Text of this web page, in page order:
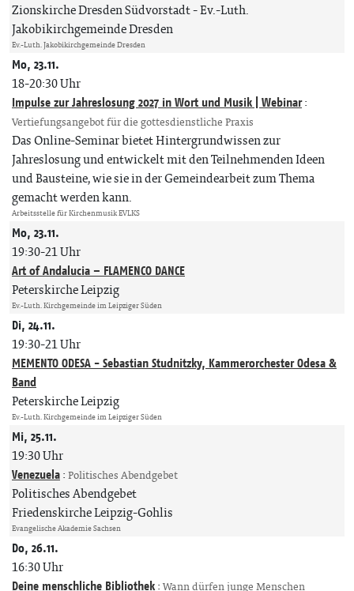
Zionskirche Dresden Südvorstadt Ev.-Luth.
Jakobikirchgemeinde Dresden
Ev.-Luth. Jakobikirchgemeinde Dresden
Mo, 23.11.
18-20:30 Uhr
Impulse zur Jahreslosung 2027 in Wort und Musik | Webinar:
Vertiefungsangebot für die gottesdienstliche Praxis
Das Online-Seminar bietet Hintergrundwissen zur
Jahreslosung und entwickelt mit den Teilnehmenden Ideen
und Bausteine, wie sie in der Gemeindearbeit zum Thema
gemacht werden kann.
Arbeitsstelle für Kirchenmusik EVLKS
Mo, 23.11.
19:30-21 Uhr
Art of Andalucia – FLAMENCO DANCE
Peterskirche Leipzig
Ev.-Luth. Kirchgemeinde im Leipziger Süden
Di, 24.11.
19:30-21 Uhr
MEMENTO ODESA - Sebastian Studnitzky, Kammerorchester Odesa &
Band
Peterskirche Leipzig
Ev.-Luth. Kirchgemeinde im Leipziger Süden
Mi, 25.11.
19:30 Uhr
Venezuela: Politisches Abendgebet
Politisches Abendgebet
Friedenskirche Leipzig-Gohlis
Evangelische Akademie Sachsen
Do, 26.11.
16:30 Uhr
Deine menschliche Bibliothek: Wann dürfen junge Menschen